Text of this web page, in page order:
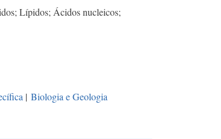
Lípidos; Ácidos nucleicos;
| Biologia e Geologia